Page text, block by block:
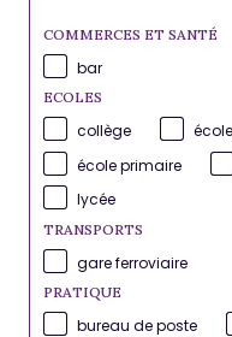
COMMERCES ET SANTÉ
bar
ECOLES
collège
école primaire
lycée
TRANSPORTS
gare ferroviaire
PRATIQUE
bureau de poste